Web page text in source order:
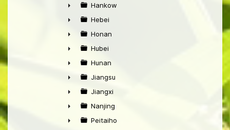
►
►
Hankow
►
Hebei
►
Honan
►
Hubei
►
Hunan
►
Jiangsu
►
Jiangxi
►
Nanjing
Peitaiho